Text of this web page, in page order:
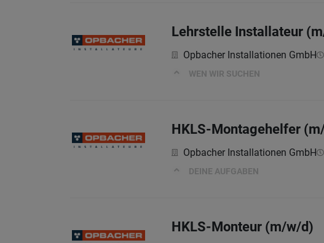
Lehrstelle Installateur
Opbacher Installationen GmbH
WEN WIR SUCHEN
HKLS-Montagehelfer
Opbacher Installationen GmbH
DEINE AUFGABEN
HKLS-Monteur (m/w/d)